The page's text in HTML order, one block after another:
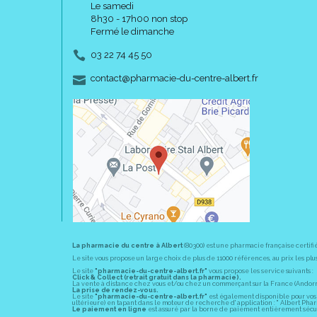
Le samedi
8h30 - 17h00 non stop
Fermé le dimanche
03 22 74 45 50
contact-
@-
pharmacie-du-centre-albert.fr
La pharmacie du centre à Albert(80300) est une pharmacie française
Le site vous propose un large choix de plus de 11000 références, au prix les
Le site "pharmacie-du-centre-albert.fr" vous propose les service suivants :
Click & Collect (retrait gratuit dans la pharmacie).
La vente à distance chez vous et/ou chez un commerçant sur la France
La prise de rendez-vous.
Le site "pharmacie-du-centre-albert.fr" est également disponible pour vos
ultérieure) en tapant dans le moteur de recherche d' application : " Albert
Le paiement en ligne est assuré par la borne de paiement entièrement